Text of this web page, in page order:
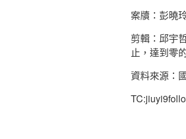
案牘：彭曉
剪輯：邱宇
止，達到零
資料來源：